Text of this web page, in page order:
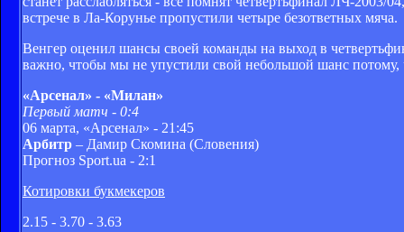
встрече в Ла-Корунье пропустили четыре безответных мяча.
Венгер оценил шансы своей команды на выход в
важно, чтобы мы не упустили свой небольшой шанс потому,
«Арсенал» - «Милан»
Первый матч - 0:4
06 марта, «Арсенал» - 21:45
Арбитр – Дамир Скомина (Словения)
Прогноз Sport.ua - 2:1
Котировки букмекеров
2.15 - 3.70 - 3.63